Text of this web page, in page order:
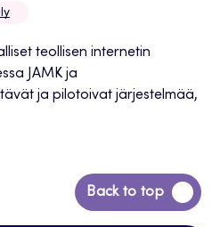
teollisen internetin
JAMK ja
ja pilotoivat järjestelmää,
Back to top
Siirry
takaisin